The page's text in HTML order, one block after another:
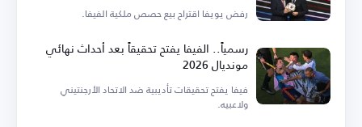
رفض يويفا اقتراح بيع حصص ملكية الفيفا.
رسمياً.. الفيفا يفتح تحقيقاً بعد أحداث نهائي
مونديال 2026
فيفا يفتح تحقيقات تأديبية ضد الاتحاد الأرجنتيني
ولاعبيه.